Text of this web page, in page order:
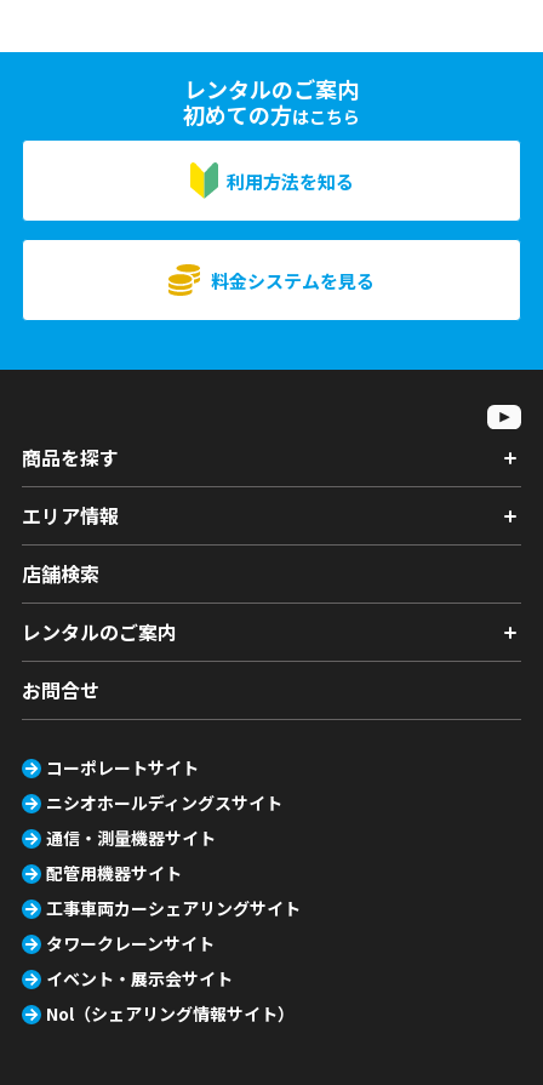
レンタルのご案内
初めての方はこちら
利用方法を知る
料金システムを見る
商品を探す
エリア情報
店舗検索
レンタルのご案内
お問合せ
コーポレートサイト
ニシオホールディングスサイト
通信・測量機器サイト
配管用機器サイト
工事車両カーシェアリングサイト
タワークレーンサイト
イベント・展示会サイト
Nol（シェアリング情報サイト）